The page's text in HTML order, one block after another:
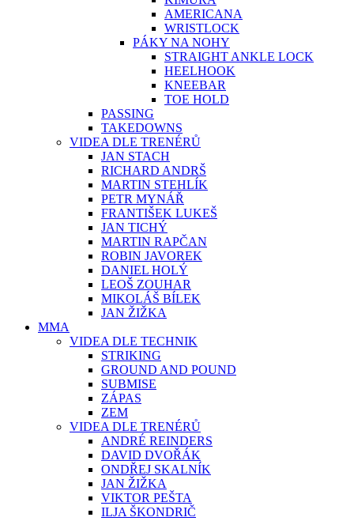
AMERICANA
WRISTLOCK
PÁKY NA NOHY
STRAIGHT ANKLE LOCK
HEELHOOK
KNEEBAR
TOE HOLD
PASSING
TAKEDOWNS
VIDEA DLE TRENÉRŮ
JAN STACH
RICHARD ANDRŠ
MARTIN STEHLÍK
PETR MYNÁŘ
FRANTIŠEK LUKEŠ
JAN TICHÝ
MARTIN RAPČAN
ROBIN JAVOREK
DANIEL HOLÝ
LEOŠ ZOUHAR
MIKOLÁŠ BÍLEK
JAN ŽIŽKA
MMA
VIDEA DLE TECHNIK
STRIKING
GROUND AND POUND
SUBMISE
ZÁPAS
ZEM
VIDEA DLE TRENÉRŮ
ANDRÉ REINDERS
DAVID DVOŘÁK
ONDŘEJ SKALNÍK
JAN ŽIŽKA
VIKTOR PEŠTA
ILJA ŠKONDRIČ